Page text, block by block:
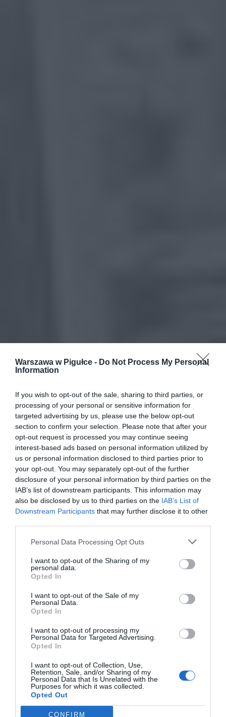
Warszawa w Pigułce - Do Not Process My Personal
Information
If you wish to opt-out of the sale, sharing to third parties, or
processing of your personal or sensitive information for
targeted advertising by us, please use the below opt-out
section to confirm your selection. Please note that after your
opt-out request is processed you may continue seeing
interest-based ads based on personal information utilized by
us or personal information disclosed to third parties prior to
your opt-out. You may separately opt-out of the further
disclosure of your personal information by third parties on the
IAB’s list of downstream participants. This information may
also be disclosed by us to third parties on the IAB’s List of
Downstream Participants that may further disclose it to other
Personal Data Processing Opt Outs
I want to opt-out of the Sharing of my
personal data.
Opted In
I want to opt-out of the Sale of my
Personal Data.
Opted In
I want to opt-out of processing my
Personal Data for Targeted Advertising.
Opted In
I want to opt-out of Collection, Use,
Retention, Sale, and/or Sharing of my
Personal Data that Is Unrelated with the
Purposes for which it was collected.
Opted Out
CONFIRM